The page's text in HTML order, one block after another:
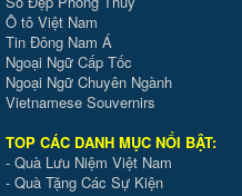
Ô tô Việt Nam
Tin Đông Nam Á
Ngoại Ngữ Cấp Tốc
Ngoại Ngữ Chuyên Ngành
Vietnamese Souvernirs
TOP CÁC DANH MỤC NỔI BẬT:
- Quà Lưu Niệm Việt Nam
- Quà Tặng Các Sự Kiện